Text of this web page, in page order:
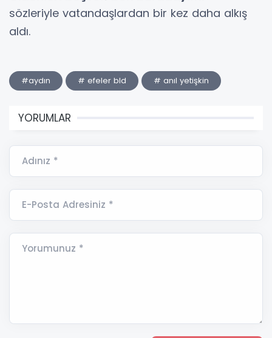
sözleriyle vatandaşlardan bir kez daha alkış
aldı.
#aydın # efeler bld # anıl yetişkin
YORUMLAR
Adınız *
E-Posta Adresiniz *
Yorumunuz *